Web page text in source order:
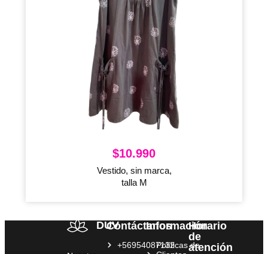
$10.990
Vestido, sin marca,
talla M
DUV
Contáctanos
+56954087132
Información
Políticas de
Horario
de
atención